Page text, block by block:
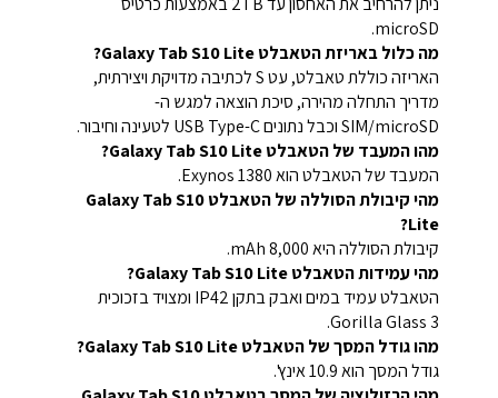
microSD.
מה כלול באריזת הטאבלט Galaxy Tab S10 Lite?
האריזה כוללת טאבלט, עט S לכתיבה מדויקת ויצירתית,
מדריך התחלה מהירה, סיכת הוצאה למגש ה-
SIM/microSD וכבל נתונים USB Type-C לטעינה וחיבור.
מהו המעבד של הטאבלט Galaxy Tab S10 Lite?
המעבד של הטאבלט הוא Exynos 1380.
מהי קיבולת הסוללה של הטאבלט Galaxy Tab S10
Lite?
קיבולת הסוללה היא 8,000 mAh.
מהי עמידות הטאבלט Galaxy Tab S10 Lite?
הטאבלט עמיד במים ואבק בתקן IP42 ומצויד בזכוכית
Gorilla Glass 3.
מהו גודל המסך של הטאבלט Galaxy Tab S10 Lite?
גודל המסך הוא 10.9 אינץ'.